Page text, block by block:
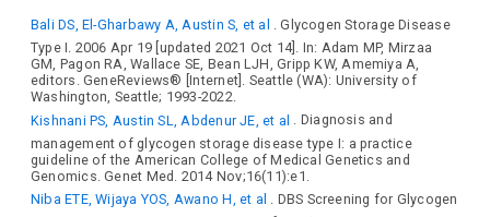
Bali DS, El-Gharbawy A, Austin S, et al
. Glycogen Storage Disease
Type I. 2006 Apr 19 [updated 2021 Oct 14]. In: Adam MP, Mirzaa
GM, Pagon RA, Wallace SE, Bean LJH, Gripp KW, Amemiya A,
editors. GeneReviews® [Internet]. Seattle (WA): University of
Washington, Seattle; 1993-2022.
Kishnani PS, Austin SL, Abdenur JE, et al . Diagnosis and
management of glycogen storage disease type I: a practice
guideline of the American College of Medical Genetics and
Genomics. Genet Med. 2014 Nov;16(11):e1.
Niba ETE, Wijaya YOS, Awano H, et al . DBS Screening for Glycogen